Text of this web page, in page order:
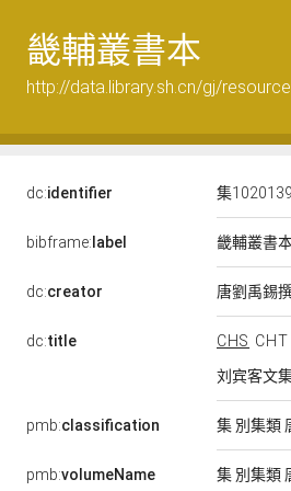
畿輔叢書本
http://data.library.sh.cn/gj/
dc:identifier 集
bibframe: label 畿輔叢書
dc:creator 唐劉禹錫
dc:title CHS CHT
刘宾客文
pmb:classification 集 別集類
pmb:volumeName 集 別集類